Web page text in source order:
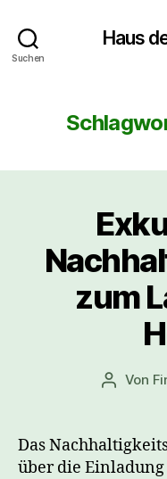
Suchen
Haus
zum
Von
Das
über die